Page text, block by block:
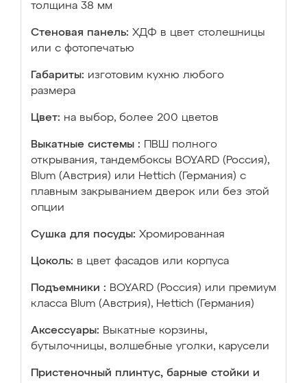
толщина 38 мм
Стеновая панель: ХДФ в цвет столешницы
или с фотопечатью
Габариты: изготовим кухню любого
размера
Цвет: на выбор, более 200 цветов
Выкатные системы :
ПВШ полного
открывания, тандембоксы BOYARD (Россия),
Blum (Австрия) или Hettich (Германия) с
плавным закрыванием дверок или без этой
опции
Сушка для посуды: Хромированная
Цоколь: в цвет фасадов или корпуса
Подъемники : BOYARD (Россия) или премиум
класса Blum (Австрия), Hettich (Германия)
Аксессуары: Выкатные корзины,
бутылочницы, волшебные уголки, карусели
Пристеночный плинтус, барные стойки и